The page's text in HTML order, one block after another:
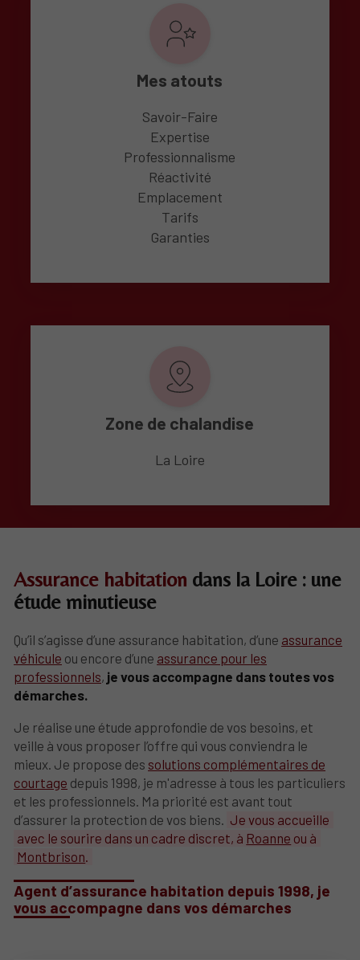
Mes atouts
Savoir-Faire
Expertise
Professionnalisme
Réactivité
Emplacement
Tarifs
Garanties
Zone de chalandise
La Loire
Assurance habitation dans la Loire : une
étude minutieuse
Qu’il s’agisse d’une assurance habitation, d’une assurance
véhicule ou encore d’une assurance pour les
professionnels, je vous accompagne dans toutes vos
démarches.
Je réalise une étude approfondie de vos besoins, et
veille à vous proposer l’offre qui vous conviendra le
mieux. Je propose des solutions complémentaires de
courtage depuis 1998, je m'adresse à tous les particuliers
et les professionnels. Ma priorité est avant tout
d’assurer la protection de vos biens.
Je vous accueille
avec le sourire dans un cadre discret, à Roanne ou à
Montbrison
Agent d’assurance habitation depuis 1998, je
vous accompagne dans vos démarches